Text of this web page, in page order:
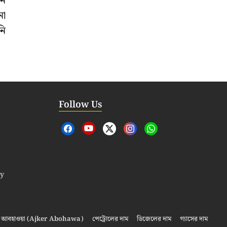
Follow Us
আবহাওয়া (Ajker Abohawa) পেট্রোলের দাম ডিজেলের দাম গ্যাসের দাম